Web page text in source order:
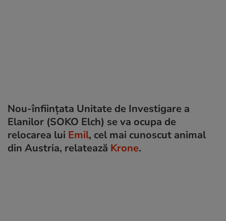
Nou-înființata Unitate de Investigare a
Elanilor (SOKO Elch) se va ocupa de
relocarea lui Emil, cel mai cunoscut animal
din Austria, relatează Krone.